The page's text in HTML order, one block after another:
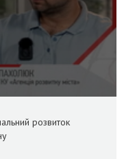
розвиток